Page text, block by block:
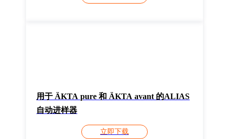
用于 ÄKTA pure 和 ÄKTA avant 的ALIAS
自动进样器
立即下载